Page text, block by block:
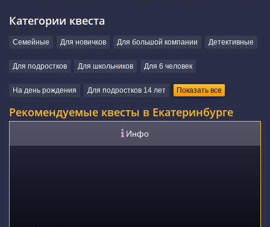
Категории квеста
Семейные Для новичков Для большой компании Детективные
Для подростков Для школьников Для 6 человек
На день рождения Для подростков 14 лет Показать все
Рекомендуемые квесты в Екатеринбурге
Инфо